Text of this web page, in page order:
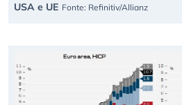
USA e UE Fonte: Refinitiv/Allianz